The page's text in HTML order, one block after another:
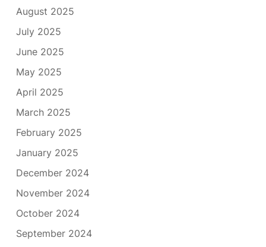
August 2025
July 2025
June 2025
May 2025
April 2025
March 2025
February 2025
January 2025
December 2024
November 2024
October 2024
September 2024